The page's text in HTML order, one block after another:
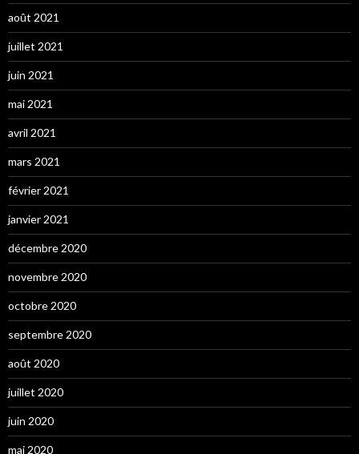
août 2021
juillet 2021
juin 2021
mai 2021
avril 2021
mars 2021
février 2021
janvier 2021
décembre 2020
novembre 2020
octobre 2020
septembre 2020
août 2020
juillet 2020
juin 2020
mai 2020